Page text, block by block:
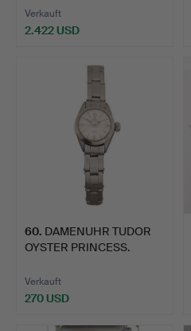
Verkauft
2.422 USD
60. DAMENUHR TUDOR
OYSTER PRINCESS.
Verkauft
270 USD